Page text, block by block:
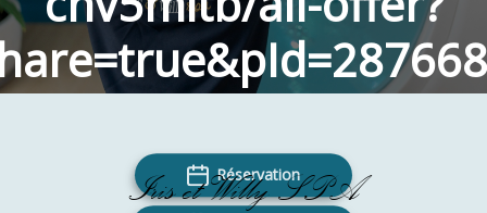
Réservation
Iris et Willy SPA